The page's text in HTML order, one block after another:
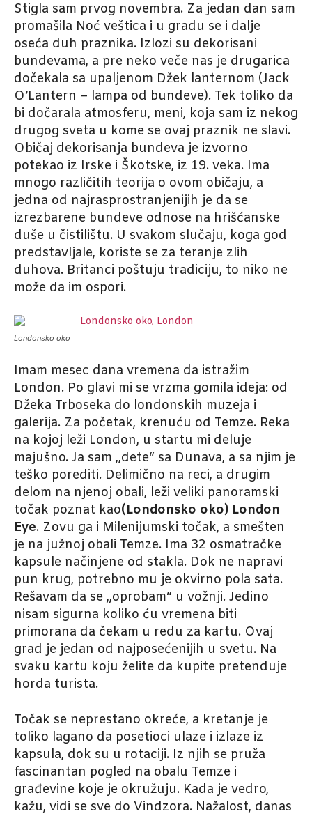
Stigla sam prvog novembra. Za jedan dan sam
promašila Noć veštica i u gradu se i dalje
oseća duh praznika. Izlozi su dekorisani
bundevama, a pre neko veče nas je drugarica
dočekala sa upaljenom Džek lanternom (Jack
O’Lantern – lampa od bundeve). Tek toliko da
bi dočarala atmosferu, meni, koja sam iz nekog
drugog sveta u kome se ovaj praznik ne slavi.
Običaj dekorisanja bundeva je izvorno
potekao iz Irske i Škotske, iz 19. veka. Ima
mnogo različitih teorija o ovom običaju, a
jedna od najrasprostranjenijih je da se
izrezbarene bundeve odnose na hrišćanske
duše u čistilištu. U svakom slučaju, koga god
predstavljale, koriste se za teranje zlih
duhova. Britanci poštuju tradiciju, to niko ne
može da im ospori.
Londonsko oko
Imam mesec dana vremena da istražim
London. Po glavi mi se vrzma gomila ideja: od
Džeka Trboseka do londonskih muzeja i
galerija. Za početak, krenuću od Temze. Reka
na kojoj leži London, u startu mi deluje
majušno. Ja sam „dete“ sa Dunava, a sa njim je
teško porediti. Delimično na reci, a drugim
delom na njenoj obali, leži veliki panoramski
točak poznat kao(Londonsko oko) London
Eye. Zovu ga i Milenijumski točak, a smešten
je na južnoj obali Temze. Ima 32 osmatračke
kapsule načinjene od stakla. Dok ne napravi
pun krug, potrebno mu je okvirno pola sata.
Rešavam da se „oprobam“ u vožnji. Jedino
nisam sigurna koliko ću vremena biti
primorana da čekam u redu za kartu. Ovaj
grad je jedan od najposećenijih u svetu. Na
svaku kartu koju želite da kupite pretenduje
horda turista.
Točak se neprestano okreće, a kretanje je
toliko lagano da posetioci ulaze i izlaze iz
kapsula, dok su u rotaciji. Iz njih se pruža
fascinantan pogled na obalu Temze i
građevine koje je okružuju. Kada je vedro,
kažu, vidi se sve do Vindzora. Nažalost, danas